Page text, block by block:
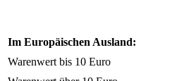
Im Europäischen Ausland:
Warenwert bis 10 Euro